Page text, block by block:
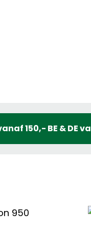
150,- BE & DE